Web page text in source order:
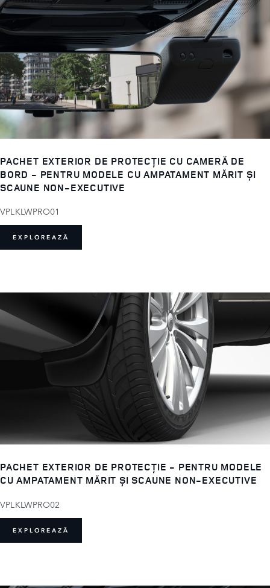
PACHET EXTERIOR DE PROTECȚIE CU CAMERĂ DE
BORD - PENTRU MODELE CU AMPATAMENT MĂRIT ȘI
SCAUNE NON-EXECUTIVE
VPLKLWPRO01
EXPLOREAZĂ
PACHET EXTERIOR DE PROTECȚIE - PENTRU MODELE
CU AMPATAMENT MĂRIT ȘI SCAUNE NON-EXECUTIVE
VPLKLWPRO02
EXPLOREAZĂ